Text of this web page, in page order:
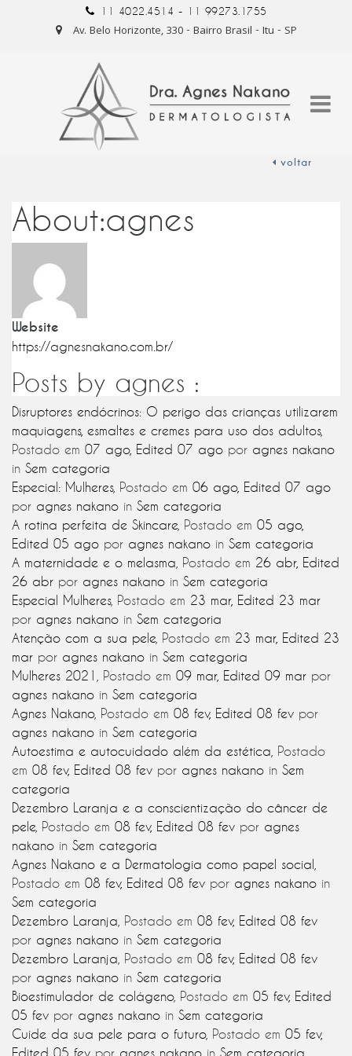
11 4022.4514 - 11 99273.1755
Av. Belo Horizonte, 330 - Bairro Brasil - Itu - SP
voltar
About:agnes
Website
https://agnesnakano.com.br/
Posts by agnes :
Disruptores endócrinos: O perigo das crianças utilizarem
maquiagens, esmaltes e cremes para uso dos adultos,
Postado em 07 ago, Edited 07 ago por agnes nakano
in Sem categoria
Especial: Mulheres, Postado em 06 ago, Edited 07 ago
por agnes nakano in Sem categoria
A rotina perfeita de Skincare, Postado em 05 ago,
Edited 05 ago por agnes nakano in Sem categoria
A maternidade e o melasma Postado em 26 abr, Edited
26 abr por agnes nakano in Sem categoria
Especial Mulheres, Postado em 23 mar, Edited 23 mar
por agnes nakano in Sem categoria
Atenção com a sua pele, Postado em 23 mar, Edited 23
mar por agnes nakano in Sem categoria
Mulheres 2021
Postado em 09 mar, Edited 09 mar por
agnes nakano in Sem categoria
Agnes Nakano, Postado em 08 fev, Edited 08 fev por
agnes nakano in Sem categoria
Autoestima e autocuidado além da estética Postado
em 08 fev, Edited 08 fev por agnes nakano in Sem
categoria
Dezembro Laranja e a conscientização do câncer de
pele, Postado em 08 fev, Edited 08 fev por agnes
nakano in Sem categoria
Agnes Nakano e a Dermatologia como papel social
Postado em 08 fev, Edited 08 fev por agnes nakano in
Sem categoria
Dezembro Laranja Postado em 08 fev, Edited 08 fev
por agnes nakano in Sem categoria
Dezembro Laranja Postado em 08 fev, Edited 08 fev
por agnes nakano in Sem categoria
Bioestimulador de colágeno, Postado em 05 fev, Edited
05 fev por agnes nakano in Sem categoria
Cuide da sua pele para o futuro, Postado em 05 fev,
Edited 05 fev por agnes nakano in Sem categoria